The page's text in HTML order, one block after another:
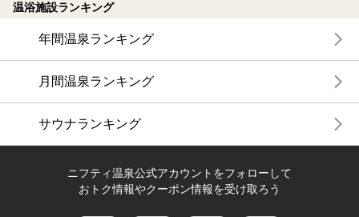
温浴施設ランキング
年間温泉ランキング
月間温泉ランキング
サウナランキング
ニフティ温泉公式アカウントをフォローして
おトク情報やクーポン情報を受け取ろう